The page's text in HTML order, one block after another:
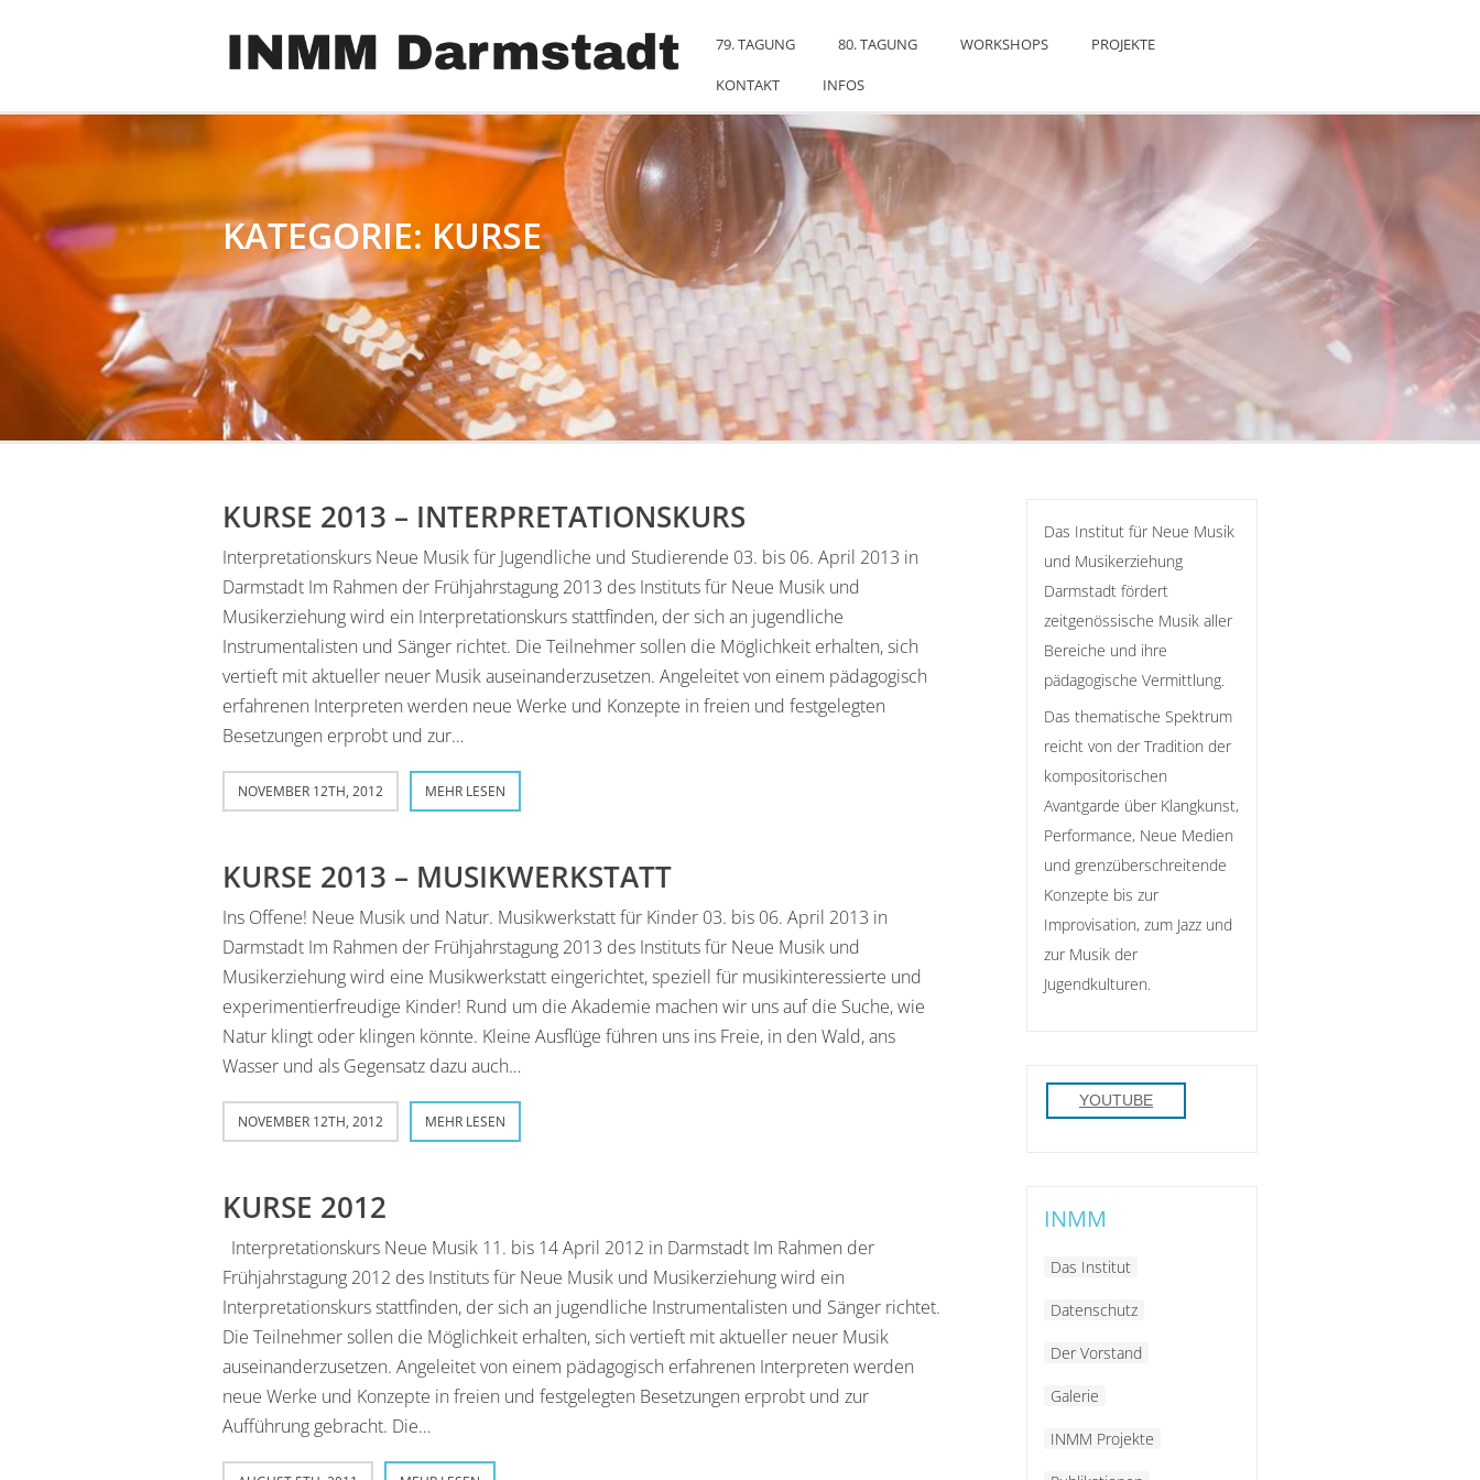
79. TAGUNG 80. TAGUNG WORKSHOPS PROJEKTE
KONTAKT INFOS
KATEGORIE: KURSE
KURSE 2013 – INTERPRETATIONSKURS
Interpretationskurs Neue Musik für Jugendliche und Studierende 03. bis 06. April 2013 in
Darmstadt Im Rahmen der Frühjahrstagung 2013 des Instituts für Neue Musik und
Musikerziehung wird ein Interpretationskurs stattfinden, der sich an jugendliche
Instrumentalisten und Sänger richtet. Die Teilnehmer sollen die Möglichkeit erhalten, sich
vertieft mit aktueller neuer Musik auseinanderzusetzen. Angeleitet von einem pädagogisch
erfahrenen Interpreten werden neue Werke und Konzepte in freien und festgelegten
Besetzungen erprobt und zur…
NOVEMBER 12TH, 2012 MEHR LESEN
KURSE 2013 – MUSIKWERKSTATT
Ins Offene! Neue Musik und Natur. Musikwerkstatt für Kinder 03. bis 06. April 2013 in
Darmstadt Im Rahmen der Frühjahrstagung 2013 des Instituts für Neue Musik und
Musikerziehung wird eine Musikwerkstatt eingerichtet, speziell für musikinteressierte und
experimentierfreudige Kinder! Rund um die Akademie machen wir uns auf die Suche, wie
Natur klingt oder klingen könnte. Kleine Ausflüge führen uns ins Freie, in den Wald, ans
Wasser und als Gegensatz dazu auch…
NOVEMBER 12TH, 2012 MEHR LESEN
KURSE 2012
Interpretationskurs Neue Musik 11. bis 14 April 2012 in Darmstadt Im Rahmen der
Frühjahrstagung 2012 des Instituts für Neue Musik und Musikerziehung wird ein
Interpretationskurs stattfinden, der sich an jugendliche Instrumentalisten und Sänger richtet.
Die Teilnehmer sollen die Möglichkeit erhalten, sich vertieft mit aktueller neuer Musik
auseinanderzusetzen. Angeleitet von einem pädagogisch erfahrenen Interpreten werden
neue Werke und Konzepte in freien und festgelegten Besetzungen erprobt und zur
Aufführung gebracht. Die…
Das Institut für Neue Musik
und Musikerziehung
Darmstadt fördert
zeitgenössische Musik aller
Bereiche und ihre
pädagogische Vermittlung.
Das thematische Spektrum
reicht von der Tradition der
kompositorischen
Avantgarde über Klangkunst,
Performance, Neue Medien
und grenzüberschreitende
Konzepte bis zur
Improvisation, zum Jazz und
zur Musik der
Jugendkulturen.
YOUTUBE
INMM
Das Institut
Datenschutz
Der Vorstand
Galerie
INMM Projekte